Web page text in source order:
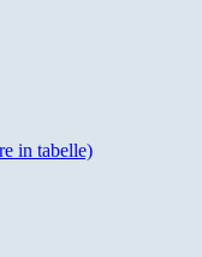
in tabelle)